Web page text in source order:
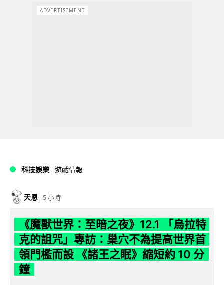
ADVERTISEMENT
科技娛樂 遊戲情報
天恩 5 小時
《魔獸世界：至暗之夜》12.1 「烏拉特
克的詛咒」專訪：巢穴不為提高世界首
領門檻而設 《諸王之眠》縮短約 10 分
鐘